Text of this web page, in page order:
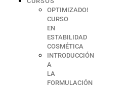
OPTIMIZADO!
CURSO
EN
ESTABILIDAD
COSMÉTICA
INTRODUCCIÓN
A
LA
FORMULACIÓN